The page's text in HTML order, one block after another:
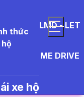
LMD - LET
ME DRIVE
xe hộ
- Tin Tức